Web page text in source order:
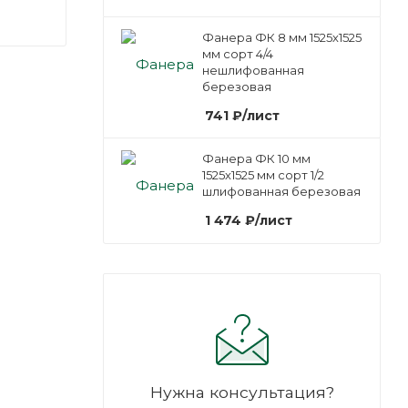
Фанера ФК 8 мм 1525х1525
мм сорт 4/4
нешлифованная
березовая
741 ₽/лист
Фанера ФК 10 мм
1525х1525 мм сорт 1/2
шлифованная березовая
1 474 ₽/лист
Нужна консультация?